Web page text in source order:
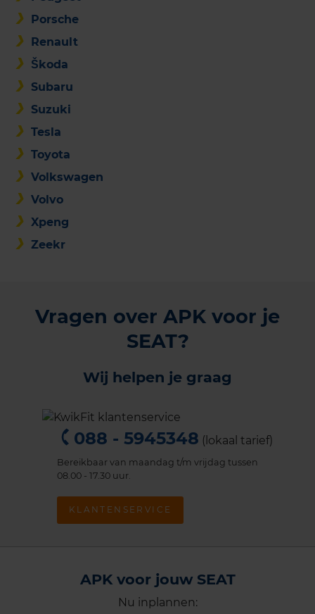
Porsche
Renault
Škoda
Subaru
Suzuki
Tesla
Toyota
Volkswagen
Volvo
Xpeng
Zeekr
Vragen over APK voor je
SEAT?
Wij helpen je graag
088 - 5945348 (lokaal tarief)
Bereikbaar van maandag t/m vrijdag tussen
08.00 - 17.30 uur.
KLANTENSERVICE
APK voor jouw SEAT
Nu inplannen: